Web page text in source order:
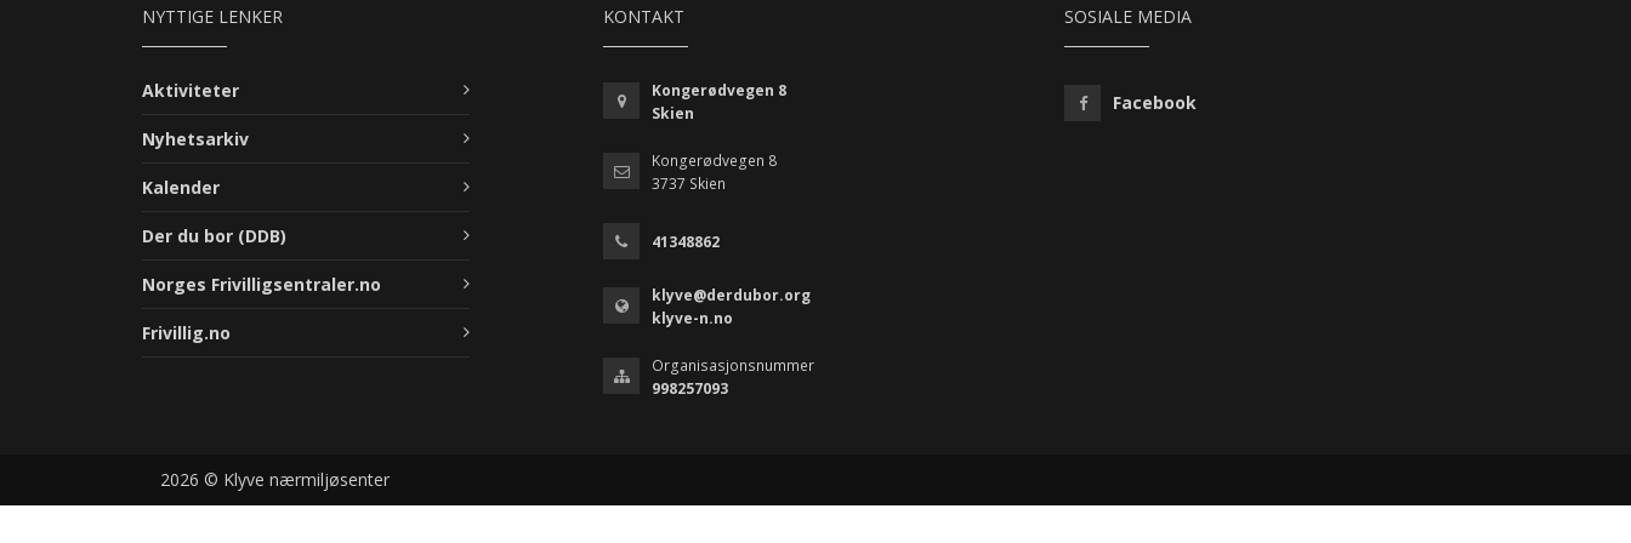
NYTTIGE LENKER
Aktiviteter
Nyhetsarkiv
Kalender
Der du bor (DDB)
Norges Frivilligsentraler.no
Frivillig.no
KONTAKT
Kongerødvegen 8
Skien
Kongerødvegen 8
3737 Skien
41348862
klyve@derdubor.org
klyve-n.no
Organisasjonsnummer
998257093
SOSIALE MEDIA
Facebook
2026 © Klyve nærmiljøsenter